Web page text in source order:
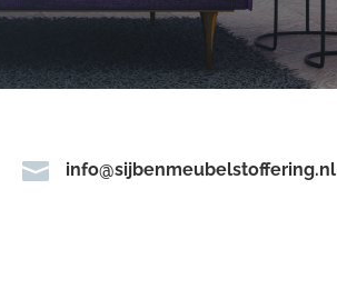
 info@sijbenmeubelstoffering.nl